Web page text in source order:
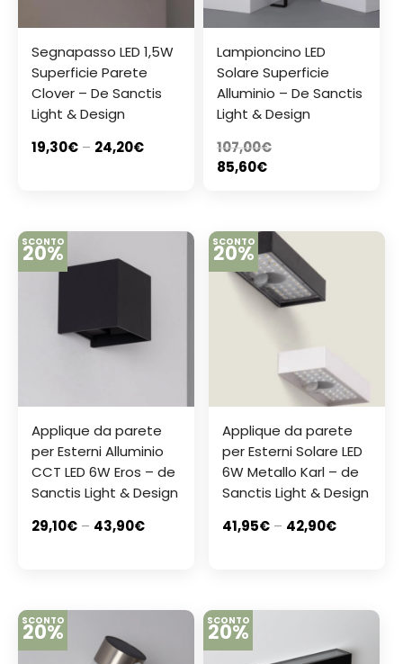
Segnapasso LED 1,5W
Superficie Parete
Clover – De Sanctis
Light & Design
19,30€ – 24,20€
Lampioncino LED
Solare Superficie
Alluminio – De Sanctis
Light & Design
107,00€
85,60€
SCONTO
20%
Applique da parete
per Esterni Alluminio
CCT LED 6W Eros – de
Sanctis Light & Design
29,10€ – 43,90€
SCONTO
20%
Applique da parete
per Esterni Solare LED
6W Metallo Karl – de
Sanctis Light & Design
41,95€ – 42,90€
SCONTO
20% SCONTO
20%